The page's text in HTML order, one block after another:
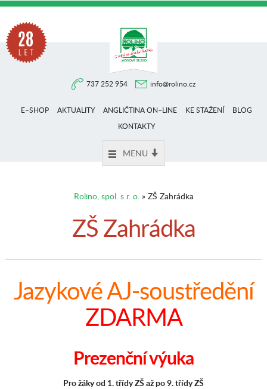
737 252 954 info@rolino.cz
E–SHOP AKTUALITY ANGLIČTINA ON–LINE KE STAŽENÍ
BLOG
KONTAKTY
MENU
Rolino, spol. s r. o.» ZŠ Zahrádka
ZŠ Zahrádka
Jazykové AJ-soustředění
ZDARMA
Prezenční výuka
Pro žáky od 1. třídy ZŠ až po 9. třídy ZŠ